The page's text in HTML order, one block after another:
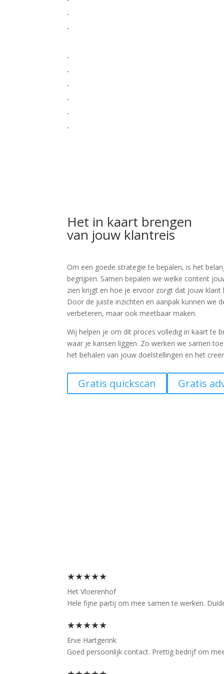
.
.
.
.
.
.
.
.
Het in kaart brengen
van jouw klantreis
Om een goede strategie te bepalen, is het
begrijpen. Samen bepalen we welke content
zien krijgt en hoe je ervoor zorgt dat jouw klant
Door de juiste inzichten en aanpak kunnen we
verbeteren, maar ook meetbaar maken.
Wij helpen je om dit proces volledig in kaart te
waar je kansen liggen. Zo werken we samen
het behalen van jouw doelstellingen en het
Gratis quickscan Gratis
★★★★★
Het Vloerenhof
Hele fijne partij om mee samen te werken.
★★★★★
Erve Hartgerink
Goed persoonlijk contact. Prettig bedrijf om